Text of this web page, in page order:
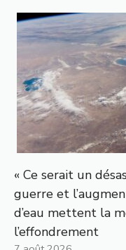
« Ce serait un
guerre et
d’eau mettent la
l’effondrement